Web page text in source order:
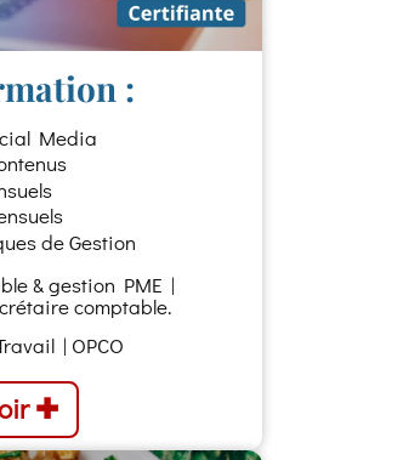
:
Media
de Gestion
& gestion PME |
comptable.
| OPCO
✚